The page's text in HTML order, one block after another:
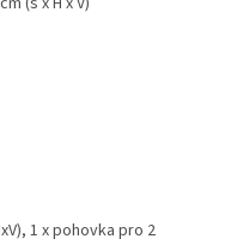
1 x pohovka pro 2